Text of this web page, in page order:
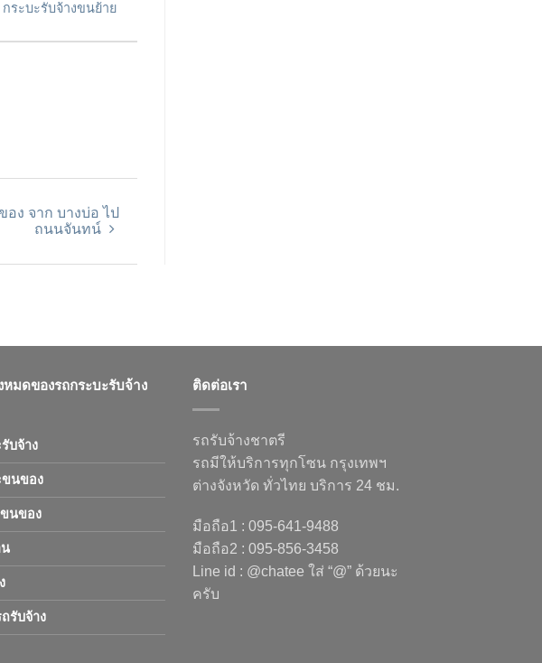
กระบะรับจ้างขนย้าย
ง จาก บางบ่อ ไป
ถนนจันทน์
หมดของรถกระบะรับจ้าง
บจ้าง
ขนของ
นของ
น
ถรับจ้าง
ติดต่อเรา
รถรับจ้างชาตรี
รถมีให้บริการทุกโซน กรุงเทพฯ
ต่างจังหวัด ทั่วไทย บริการ 24 ชม.
มือถือ1 : 095-641-9488
มือถือ2 : 095-856-3458
Line id : @chatee ใส่ “@” ด้วยนะ
ครับ